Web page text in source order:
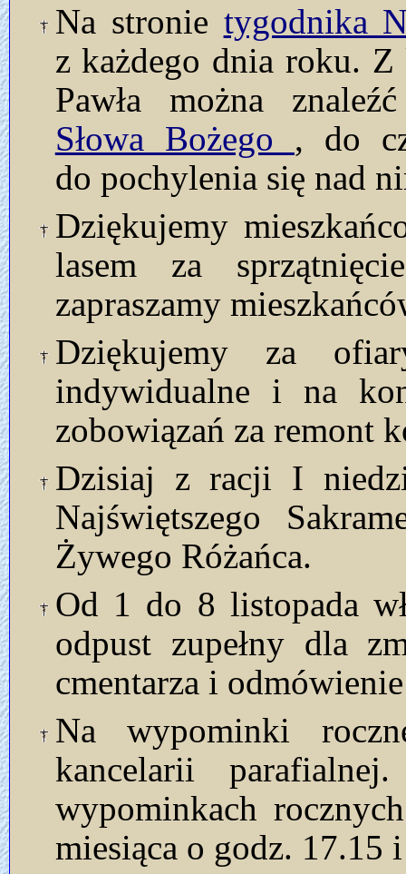
Na stronie tygodnika
z każdego dnia roku. Z
Pawła można
Słowa Bożego , do
do pochylenia się nad
Dziękujemy
lasem za
zapraszamy
Dziękujemy za
indywidualne i na
zobowiązań za remont
Dzisiaj z racji I
Najświętszego
Żywego Różańca.
Od 1 do 8 listopada
odpust zupełny dla
cmentarza i
Na wypominki
kancelarii
wypominkach
miesiąca o godz. 17.15